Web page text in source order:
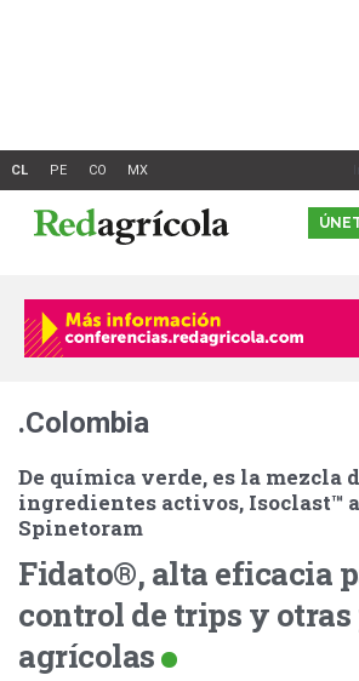
.Colombia
De química verde, es la mezcla
ingredientes activos, Isoclast™
Spinetoram
Fidato®, alta eficacia
control de trips y otras
agrícolas